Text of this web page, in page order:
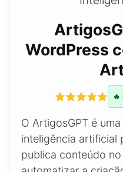
WordPress
🔥
O ArtigosGPT é
inteligência artificial
publica conteúdo